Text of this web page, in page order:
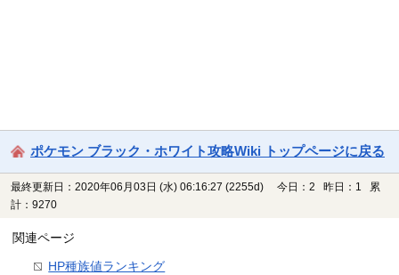
ポケモン ブラック・ホワイト攻略Wiki トップページに戻る
最終更新日：2020年06月03日 (水) 06:16:27 (2255d)
今日：2 昨日：1 累
計：9270
関連ページ
HP種族値ランキング